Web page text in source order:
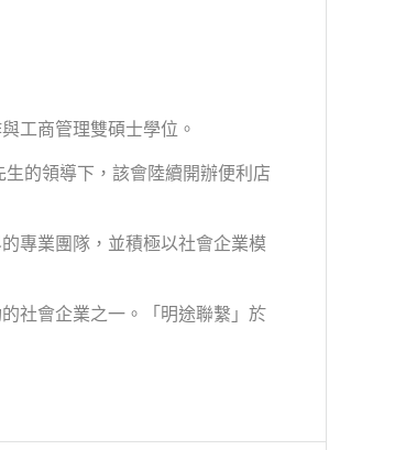
工商管理雙碩士學位。
的領導下，該會陸續開辦便利店
專業團隊，並積極以社會企業模
社會企業之一。「明途聯繫」於